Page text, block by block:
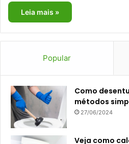
Leia mais »
Popular
Como
métodos
27/06/2024
Veja como